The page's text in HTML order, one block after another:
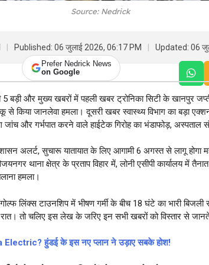
Source: Nedrick
Published: 06 जुलाई 2026, 06:17 PM Updated: 06
Prefer Nedrick News
on Google
बड़ी और मुख्य खबरों में पहली खबर ट्रोनिका सिटी के खानपुर
से किया जानलेवा हमला। दूसरी खबर स्वास्थ्य विभाग का बड़ा
और गर्भपात करने वाले हाईटेक गिरोह का भंडाफोड़, अस्पताल
अलर्ट, सुचारू यातायात के लिए आगामी 6 अगस्त से लागू होगा
थाना क्षेत्र के प्रताप विहार में, लोनी एसीपी कार्यालय में
हमला।
लिंक्स टाउनशिप में भीषण गर्मी के बीच 18 घंटे का भारी
रात। तो चलिए इस लेख के जरिए इन सभी खबरों को विस्तार से
हुंडई के इस नए प्लान ने उड़ाए सबके होश!